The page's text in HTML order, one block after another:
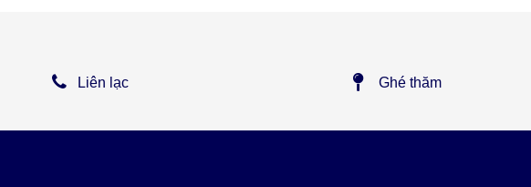
Liên lạc Ghé thăm